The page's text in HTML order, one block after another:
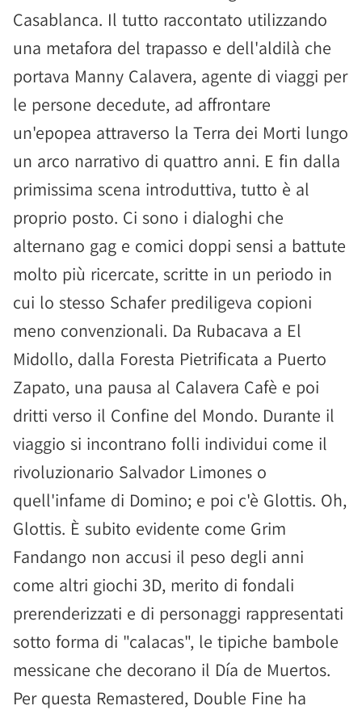
Casablanca. Il tutto raccontato utilizzando
una metafora del trapasso e dell'aldilà che
portava Manny Calavera, agente di viaggi per
le persone decedute, ad affrontare
un'epopea attraverso la Terra dei Morti lungo
un arco narrativo di quattro anni. E fin dalla
primissima scena introduttiva, tutto è al
proprio posto. Ci sono i dialoghi che
alternano gag e comici doppi sensi a battute
molto più ricercate, scritte in un periodo in
cui lo stesso Schafer prediligeva copioni
meno convenzionali. Da Rubacava a El
Midollo, dalla Foresta Pietrificata a Puerto
Zapato, una pausa al Calavera Cafè e poi
dritti verso il Confine del Mondo. Durante il
viaggio si incontrano folli individui come il
rivoluzionario Salvador Limones o
quell'infame di Domino; e poi c'è Glottis. Oh,
Glottis. È subito evidente come Grim
Fandango non accusi il peso degli anni
come altri giochi 3D, merito di fondali
prerenderizzati e di personaggi rappresentati
sotto forma di "calacas", le tipiche bambole
messicane che decorano il Día de Muertos.
Per questa Remastered, Double Fine ha